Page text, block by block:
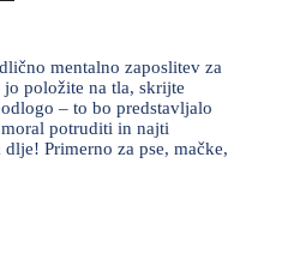
mentalno zaposlitev za
jo položite na tla, skrijte
– to bo predstavljalo
moral potruditi in najti
Primerno za pse, mačke,